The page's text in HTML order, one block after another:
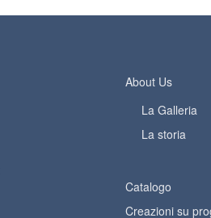
About Us
La Galleria
La storia
Catalogo
Creazioni su